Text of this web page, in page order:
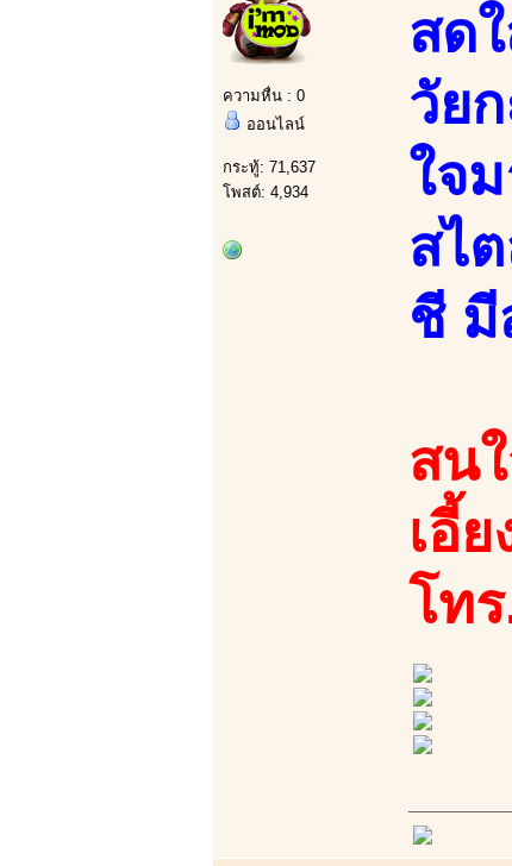
ความหื่น : 0
ออนไลน์
กระทู้: 71,637
โพสต์: 4,934
สด
วัย
ใจ
สไ
ชี มี
สน
เอี้
โท